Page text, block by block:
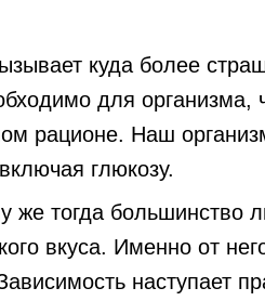
куда более
для организма,
рационе. Наш
глюкозу.
тогда большинство
вкуса. Именно от
наступает